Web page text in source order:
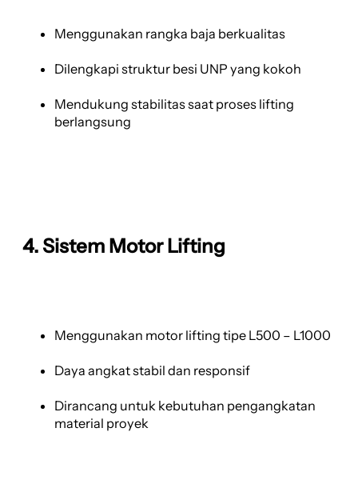
Menggunakan rangka baja berkualitas
Dilengkapi struktur besi UNP yang kokoh
Mendukung stabilitas saat proses lifting
berlangsung
4. Sistem Motor Lifting
Menggunakan motor lifting tipe L500 – L1000
Daya angkat stabil dan responsif
Dirancang untuk kebutuhan pengangkatan
material proyek